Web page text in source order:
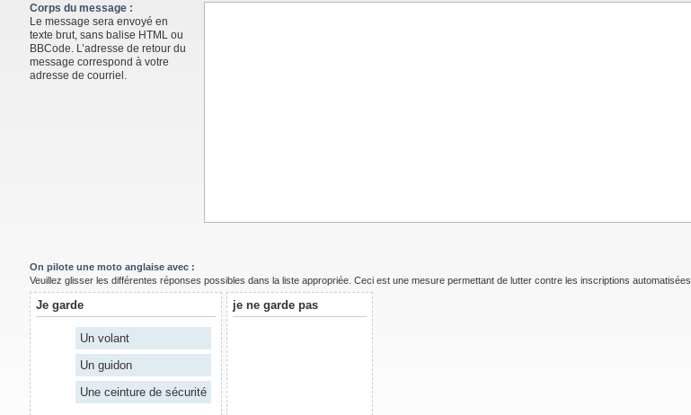
Corps du message :
Le message sera envoyé en
texte brut, sans balise HTML ou
BBCode. L’adresse de retour du
message correspond à votre
adresse de courriel.
On pilote une moto anglaise avec :
Veuillez glisser les différentes réponses possibles dans la liste appropriée. Ceci est une mesure permettant de lutter contre les inscriptions automatisées.
Je garde
Un volant
Un guidon
Une ceinture de sécurité
je ne garde pas